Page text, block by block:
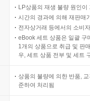
LP상품의 재생 불량 원인
시간의 경과에 의해 재판매
전자상거래 등에서의 소비
eBook 세트 상품은 일괄 구
1개의 상품으로 취급 및 판
우, 세트 상품 전부 및 세트
상품의 불량에 의한 반품,
준하여 처리됨